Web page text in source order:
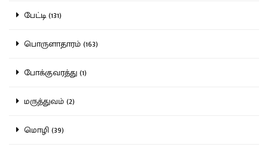
பேட்டி (131)
பொருளாதாரம் (163)
போக்குவரத்து (1)
மருத்துவம் (2)
மொழி (39)